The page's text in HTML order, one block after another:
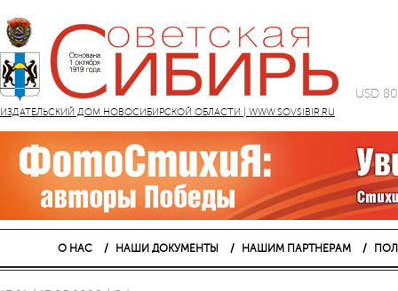
ИЗДАТЕЛЬСКИЙ ДОМ НОВОСИБИРСКОЙ ОБЛАСТИ | WWW.SOVSIBIR.RU
USD
О НАС НАШИ ДОКУМЕНТЫ НАШИМ ПАРТНЕРАМ